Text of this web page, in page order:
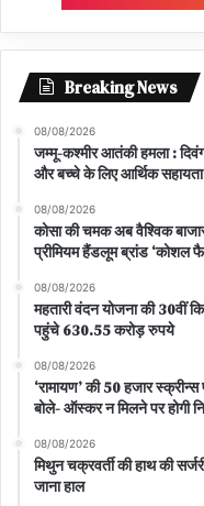
Breaking News
08/08/2026
जम्मू-कश्मीर आतंकी हमला :
और बच्चे के लिए आर्थिक सहायता
08/08/2026
कोसा की चमक अब वैश्विक
प्रीमियम हैंडलूम ब्रांड ‘कोशल
08/08/2026
महतारी वंदन योजना की 30वीं
पहुंचे 630.55 करोड़ रुपये
08/08/2026
‘रामायण’ की 50 हजार
बोले- ऑस्कर न मिलने पर होगी
08/08/2026
मिथुन चक्रवर्ती की हाथ की
जाना हाल